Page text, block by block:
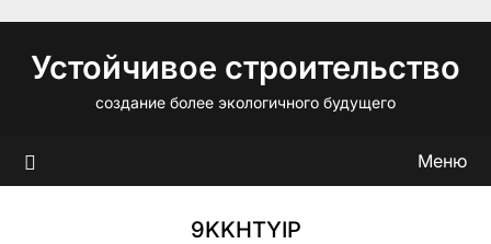
содержимому
Устойчивое строительство
создание более экологичного будущего
Меню
9KKHTYIP